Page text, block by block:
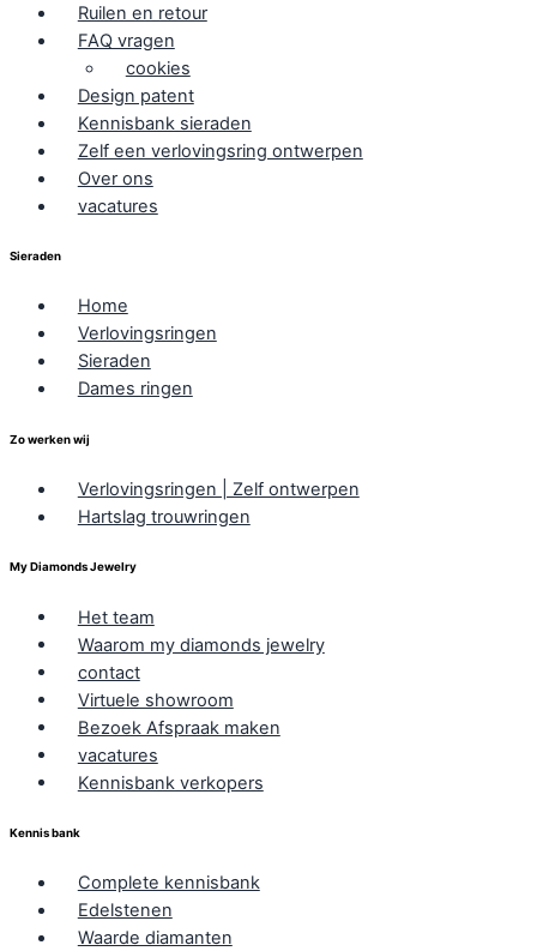
Ruilen en retour
FAQ vragen
cookies
Design patent
Kennisbank sieraden
Zelf een verlovingsring ontwerpen
Over ons
vacatures
Sieraden
Home
Verlovingsringen
Sieraden
Dames ringen
Zo werken wij
Verlovingsringen | Zelf ontwerpen
Hartslag trouwringen
My Diamonds Jewelry
Het team
Waarom my diamonds jewelry
contact
Virtuele showroom
Bezoek Afspraak maken
vacatures
Kennisbank verkopers
Kennis bank
Complete kennisbank
Edelstenen
Waarde diamanten